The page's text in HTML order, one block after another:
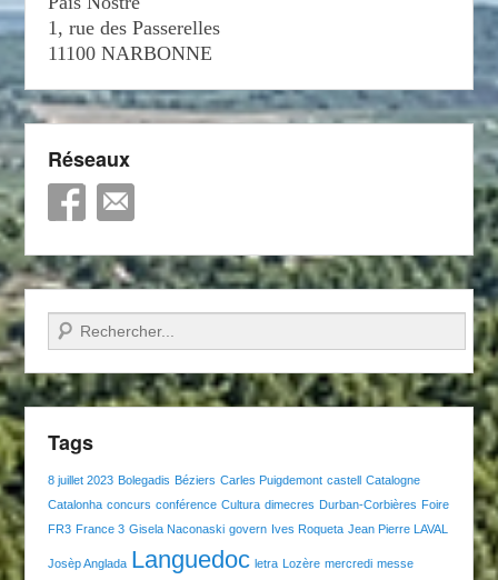
1, rue des Passerelles
11100 NARBONNE
Réseaux
Recherche
Tags
8 juillet 2023 Bolegadis Béziers Carles Puigdemont castell Catalogne
Catalonha concurs conférence Cultura dimecres Durban-Corbières Foire
FR3 France 3 Gisela Naconaski govern Ives Roqueta Jean Pierre LAVAL
Josèp Anglada Languedoc letra Lozère mercredi messe